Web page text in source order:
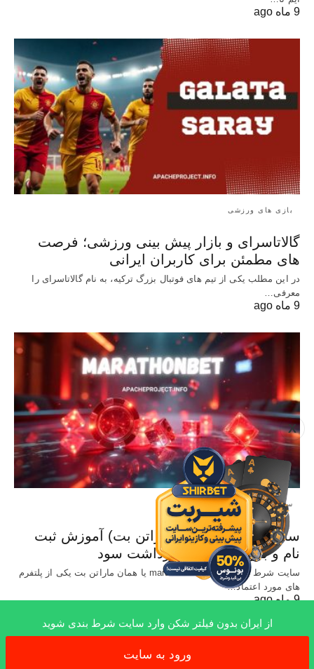
X
9 ماه ago
بازی های ورزشی
گالاتاسرای و بازار پیش‌ بینی ورزشی؛ فرصت‌
های مطمئن برای کاربران ایرانی
در این مطلب یکی از تیم های فوتبال بزرگ ترکیه، به نام گالاتاسرای را
معرفی…
9 ماه ago
سایت معتبر شرط بندی
سایت Marathonbet (ماراتن بت) آموزش ثبت
نام و بررسی شرایط برداشت سود
سایت شرط بندی خارجی marathonbet یا همان ماراتن بت یکی از پلتفرم
های مورد اعتماد…
9 ماه ago
از ایران بدون فیلتر شکن وارد سایت شرط بندی شوید
ورود به سایت